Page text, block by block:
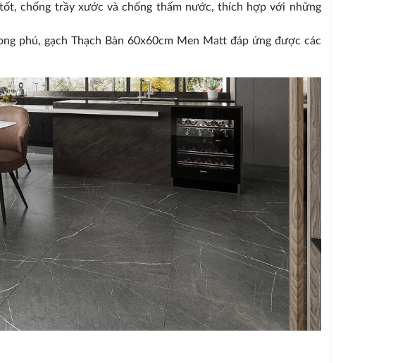
chống trầy xước và chống thấm nước, thích hợp với những
phú, gạch Thạch Bàn 60x60cm Men Matt đáp ứng được các